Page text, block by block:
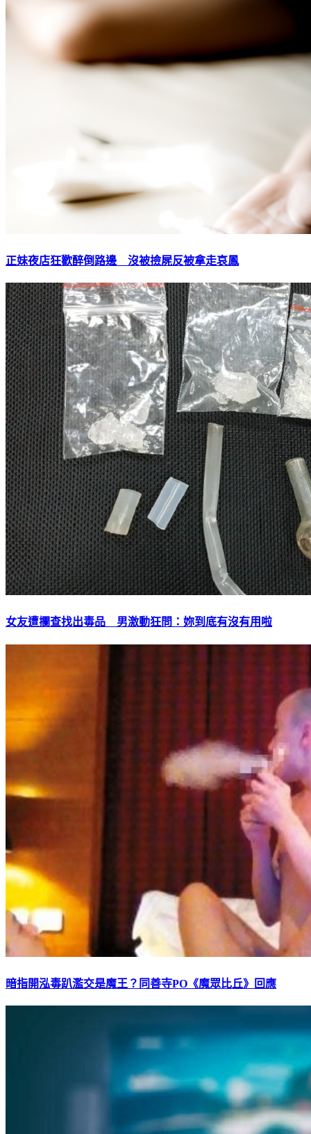
正妹夜店狂歡醉倒路邊 沒被撿屍反被拿走哀鳳
女友遭攔查找出毒品 男激動狂問：妳到底有沒有用啦
暗指開泓毒趴濫交是魔王？同善寺PO《魔眾比丘》回應